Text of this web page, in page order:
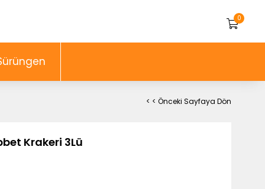
0
< < Önceki Sayfaya Dön
Krakeri 3Lü